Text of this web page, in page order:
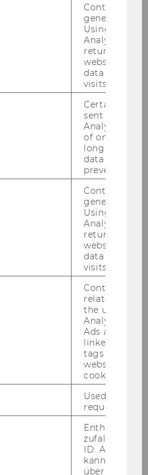
and Herzegovina, Israel,
mobility grant
will be paid out
Total awarded
€200 after
, provided that all
Contains a
generated
Using this
Analytics can
returning
website and
data from
visits.
Certain data
sent to
Analytics a
of once per
long as it is
data
prevented.
Contains a
generated
Using this
Analytics can
returning
website and
data from
visits.
Contains
related
the user. If
Analytics and
Ads accounts
linked, the
tags on the
website read
cookie.
Used to
request rate.
Enthält eine
ID. Anhand
kann Google
über